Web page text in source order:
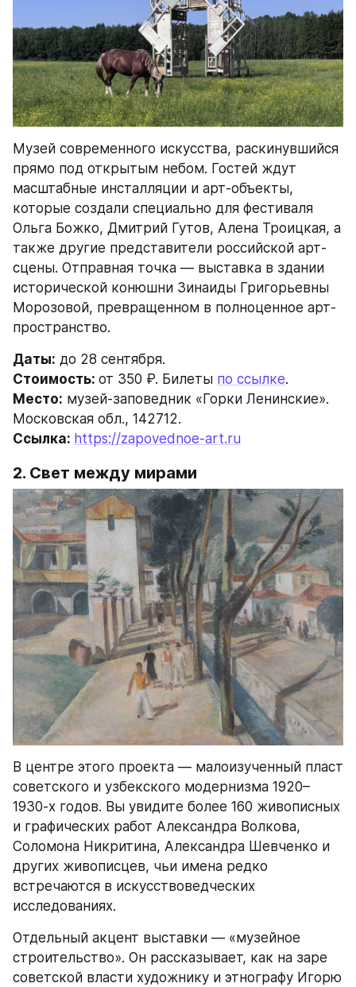
Музей современного искусства, раскинувшийся
прямо под открытым небом. Гостей ждут
масштабные инсталляции и арт-объекты,
которые создали специально для фестиваля
Ольга Божко, Дмитрий Гутов, Алена Троицкая, а
также другие представители российской арт-
сцены. Отправная точка — выставка в здании
исторической конюшни Зинаиды Григорьевны
Морозовой, превращенном в полноценное арт-
пространство.
Даты: до 28 сентября.
Стоимость: от 350 ₽. Билеты по ссылке.
Место: музей-заповедник «Горки Ленинские».
Московская обл., 142712.
Ссылка: https://zapovednoe-art.ru
2. Свет между мирами
В центре этого проекта — малоизученный пласт
советского и узбекского модернизма 1920–
1930-х годов. Вы увидите более 160 живописных
и графических работ Александра Волкова,
Соломона Никритина, Александра Шевченко и
других живописцев, чьи имена редко
встречаются в искусствоведческих
исследованиях.
Отдельный акцент выставки — «музейное
строительство». Он рассказывает, как на заре
советской власти художнику и этнографу Игорю